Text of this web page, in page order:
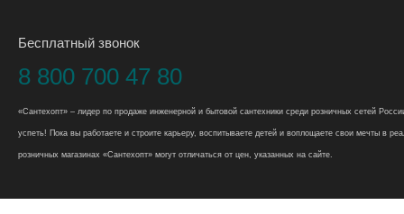
Бесплатный звонок
8 800 700 47 80
«Сантехопт» – лидер по продаже инженерной и бытовой сантехники среди розничных сетей
успеть! Пока вы работаете и строите карьеру, воспитываете детей и воплощаете свои мечты в
розничных магазинах «Сантехопт» могут отличаться от цен, указанных на сайте.